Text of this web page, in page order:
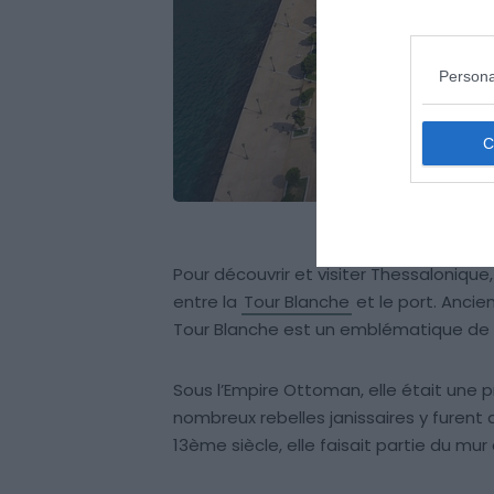
Pour découvrir et visiter
entre la Tour Blanche et le port.
Tour Blanche est un emblématique de
Sous l’Empire Ottoman, elle était une
nombreux rebelles janissaires y
13ème siècle, elle faisait partie du mur